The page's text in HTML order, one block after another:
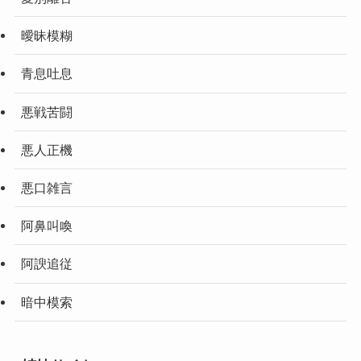
曖昧模糊
青息吐息
悪戦苦闘
悪人正機
悪口雑言
阿鼻叫喚
阿諛追従
暗中模索